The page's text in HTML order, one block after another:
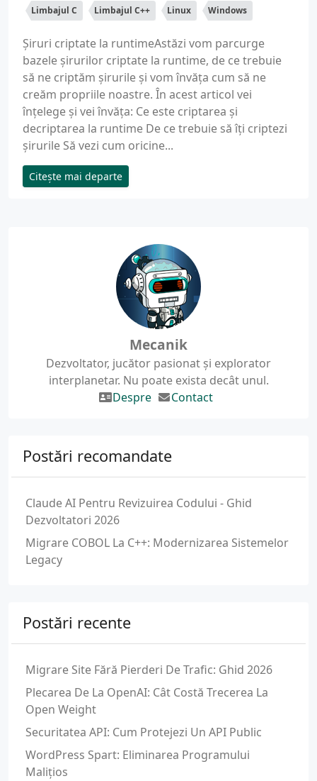
Limbajul C Limbajul C++ Linux Windows
Șiruri criptate la runtimeAstăzi vom parcurge
bazele șirurilor criptate la runtime, de ce trebuie
să ne criptăm șirurile și vom învăța cum să ne
creăm propriile noastre. În acest articol vei
înțelege și vei învăța: Ce este criptarea și
decriptarea la runtime De ce trebuie să îți criptezi
șirurile Să vezi cum oricine...
Citește mai departe
Mecanik
Dezvoltator, jucător pasionat și explorator
interplanetar. Nu poate exista decât unul.
Despre
Contact
Postări recomandate
Claude AI Pentru Revizuirea Codului - Ghid
Dezvoltatori 2026
Migrare COBOL La C++: Modernizarea Sistemelor
Legacy
Postări recente
Migrare Site Fără Pierderi De Trafic: Ghid 2026
Plecarea De La OpenAI: Cât Costă Trecerea La
Open Weight
Securitatea API: Cum Protejezi Un API Public
WordPress Spart: Eliminarea Programului
Malițios